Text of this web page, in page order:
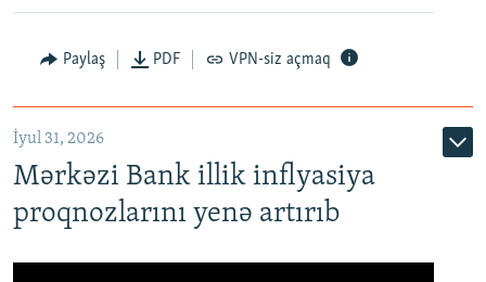
Paylaş PDF VPN-siz açmaq
İyul 31, 2026
Mərkəzi Bank illik inflyasiya
proqnozlarını yenə artırıb